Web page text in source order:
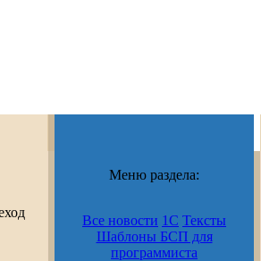
Меню раздела:
Все новости 1С Тексты
Шаблоны БСП для
программиста